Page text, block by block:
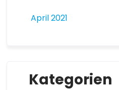
April 2021
Kategorien